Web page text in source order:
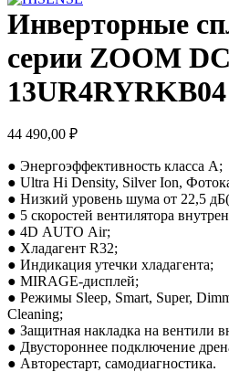
Инверторные
серии ZOOM
13UR4RYRKB04
44 490,00 ₽
● Энергоэффективность класса А;
● Ultra Hi Density, Silver Ion,
● Низкий уровень шума от 22,5
● 5 скоростей вентилятора
● 4D AUTO Air;
● Хладагент R32;
● Индикация утечки хладагента;
● MIRAGE-дисплей;
● Режимы Sleep, Smart, Super,
Cleaning;
● Защитная накладка на вентили
● Двустороннее подключение
● Авторестарт, самодиагностика.